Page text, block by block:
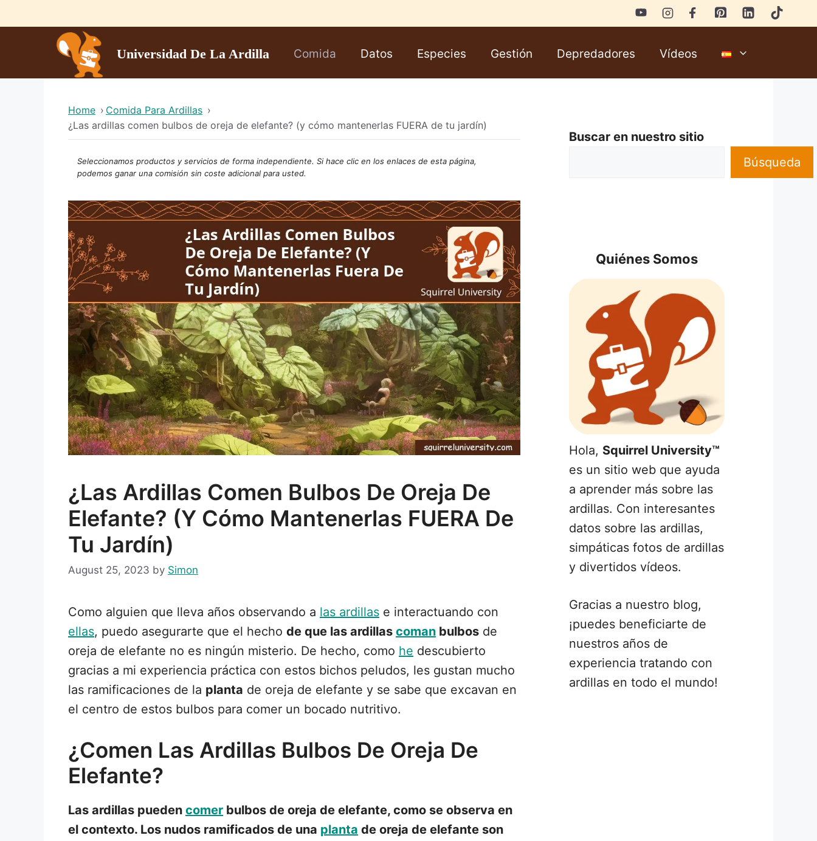
to
Universidad De La Ardilla Comida Datos Especies Gestión Depredadores Vídeos
Home › Comida Para Ardillas ›
¿Las ardillas comen bulbos de oreja de elefante? (y cómo mantenerlas FUERA de tu jardín)
Seleccionamos productos y servicios de forma independiente. Si hace clic en los enlaces de esta página,
podemos ganar una comisión sin coste adicional para usted.
¿Las Ardillas Comen Bulbos De Oreja De
Elefante? (y Cómo Mantenerlas FUERA De
Tu Jardín)
August 25, 2023 by Simon
Como alguien que lleva años observando a las ardillas e interactuando con
ellas, puedo asegurarte que el hecho de que las ardillas coman bulbos de
oreja de elefante no es ningún misterio. De hecho, como he descubierto
gracias a mi experiencia práctica con estos bichos peludos, les gustan mucho
las ramificaciones de la planta de oreja de elefante y se sabe que excavan en
el centro de estos bulbos para comer un bocado nutritivo.
¿Comen Las Ardillas Bulbos De Oreja De
Elefante?
Las ardillas pueden comer bulbos de oreja de elefante, como se observa en
el contexto. Los nudos ramificados de una planta de oreja de elefante son
Buscar en nuestro sitio
Búsqueda
Quiénes Somos
Hola, Squirrel University™
es un sitio web que ayuda
a aprender más sobre las
ardillas. Con interesantes
datos sobre las ardillas,
simpáticas fotos de ardillas
y divertidos vídeos.
Gracias a nuestro blog,
¡puedes beneficiarte de
nuestros años de
experiencia tratando con
ardillas en todo el mundo!